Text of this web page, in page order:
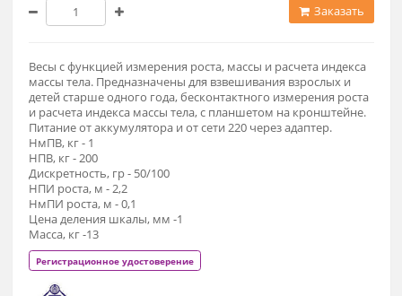
Мод. ИМТ-П (48 400 ₽)
48 400 ₽
Весы с функцией измерения роста, массы и расчета
массы тела. Предназначены для взвешивания взрослых и
детей старше одного года, бесконтактного измерения
и расчета индекса массы тела, с планшетом на
Питание от аккумулятора и от сети 220 через адаптер.
НмПВ, кг - 1
НПВ, кг - 200